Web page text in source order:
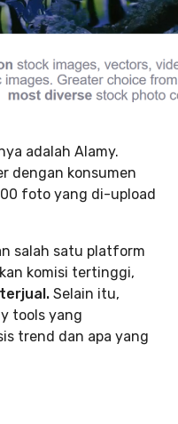
adalah Alamy.
dengan konsumen
foto yang di-upload
salah satu platform
komisi tertinggi,
Selain itu,
tools yang
trend dan apa yang